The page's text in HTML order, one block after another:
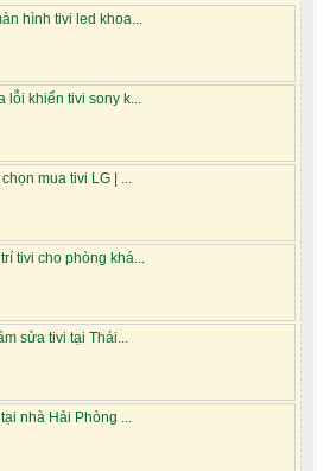
hình tivi led khoa...
lỗi khiển tivi sony k...
mua tivi LG | ...
tivi cho phòng khá...
sửa tivi tại Thái...
nhà Hải Phòng ...